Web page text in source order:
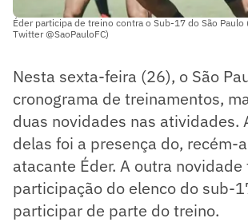
Éder participa de treino contra o Sub-17 do São
Twitter @SaoPauloFC)
Nesta sexta-feira (26), o São
cronograma de treinamentos,
duas novidades nas atividades.
delas foi a presença do, recém-
atacante Éder. A outra novidade
participação do elenco do sub-
participar de parte do treino.